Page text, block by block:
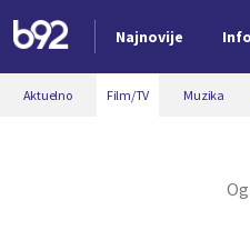
Najnovije Info
Nova vest
Aktuelno Film/TV Muzika